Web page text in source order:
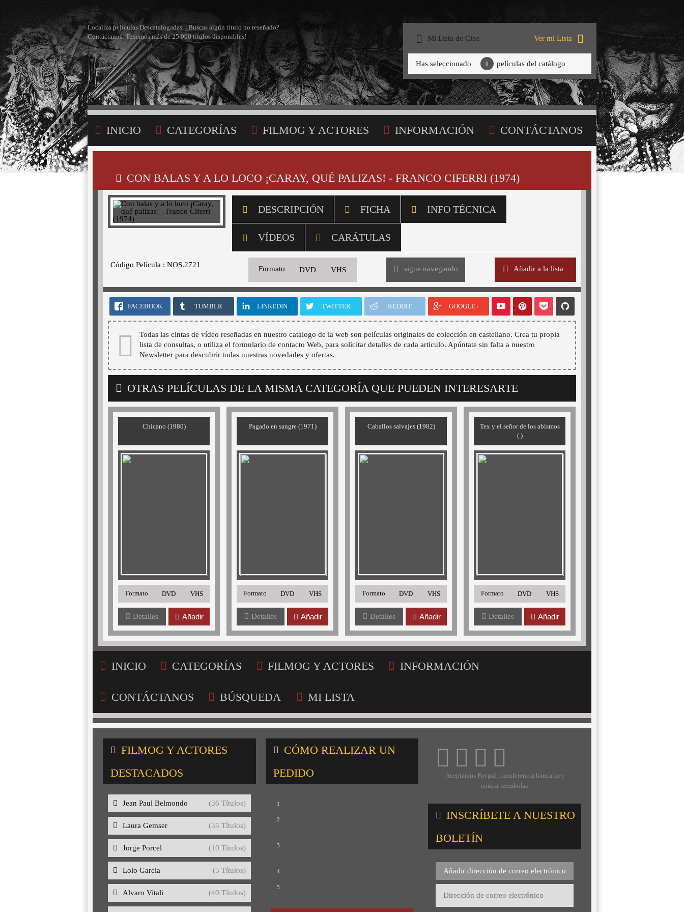
Localiza películas Descatalogadas. ¿Buscas algún título no reseñado?
Contáctanos -Tenemos más de 25.000 títulos disponibles!
Mi Lista de Cine Ver mi Lista
Has seleccionado 0 películas del catálogo
INICIO CATEGORÍAS FILMOG Y ACTORES INFORMACIÓN CONTÁCTANOS
CON BALAS Y A LO LOCO ¡CARAY, QUÉ PALIZAS! - FRANCO CIFERRI (1974)
DESCRIPCIÓN FICHA INFO TÉCNICA
VÍDEOS CARÁTULAS
Código Película : NOS.2721
Formato DVD VHS sigue navegando Añadir a la lista
FACEBOOK TUMBLR LINKEDIN TWITTER REDDIT GOOGLE+
Todas las cintas de vídeo reseñadas en nuestro catalogo de la web son películas originales de colección en castellano. Crea tu propia
lista de consultas, o utiliza el formulario de contacto Web, para solicitar detalles de cada articulo. Apúntate sin falta a nuestro
Newsletter para descubrir todas nuestras novedades y ofertas.
OTRAS PELÍCULAS DE LA MISMA CATEGORÍA QUE PUEDEN INTERESARTE
Chicano (1980)
Formato DVD VHS
Detalles Añadir
Pagado en sangre (1971)
Formato DVD VHS
Detalles Añadir
Caballos salvajes (1982)
Formato DVD VHS
Detalles Añadir
Tex y el señor de los abismos
( )
Formato DVD VHS
Detalles Añadir
INICIO CATEGORÍAS FILMOG Y ACTORES INFORMACIÓN
CONTÁCTANOS BÚSQUEDA MI LISTA
FILMOG Y ACTORES
DESTACADOS
Jean Paul Belmondo (36 Títulos)
Laura Gemser (35 Títulos)
Jorge Porcel (10 Títulos)
Lolo Garcia (5 Títulos)
Alvaro Vitali (40 Títulos)
CÓMO REALIZAR UN
PEDIDO
1
2
3
4
5
Aceptamos Paypal, transferencia bancaria y
contra-reembolso
INSCRÍBETE A NUESTRO
BOLETÍN
Añadir dirección de correo electrónico